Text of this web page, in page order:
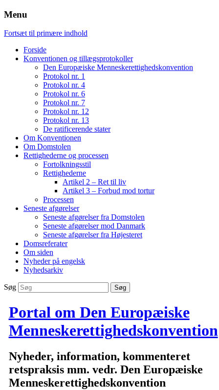
Menu
Fortsæt til primære indhold
Forside
Konventionen og tillægsprotokoller
Den Europæiske Menneskerettighedskonvention
Protokol nr. 1
Protokol nr. 4
Protokol nr. 6
Protokol nr. 7
Protokol nr. 12
Protokol nr. 13
De ratificerende stater
Om Konventionen
Om Domstolen
Rettighederne og processen
Fortolkningsstil
Rettighederne
Artikel 2 – Ret til liv
Artikel 3 – Forbud mod tortur
Processen
Seneste afgørelser
Seneste afgørelser fra Domstolen
Seneste afgørelser mod Danmark
Seneste afgørelser fra Højesteret
Domsreferater
Om siden
Nyheder på engelsk
Nyhedsarkiv
Søg
Portal om Den Europæiske
Menneskerettighedskonvention
Nyheder, information, kommenteret
retspraksis mm. vedr. Den Europæiske
Menneskerettighedskonvention